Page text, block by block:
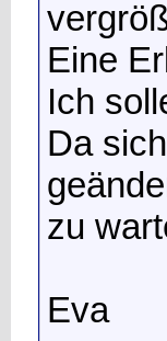
Eine
Ich
Da
zu
Eva